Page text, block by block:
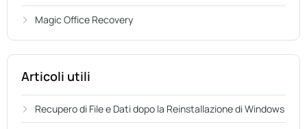
Magic Office Recovery
Articoli utili
Recupero di File e Dati dopo la Reinstallazione di Windows